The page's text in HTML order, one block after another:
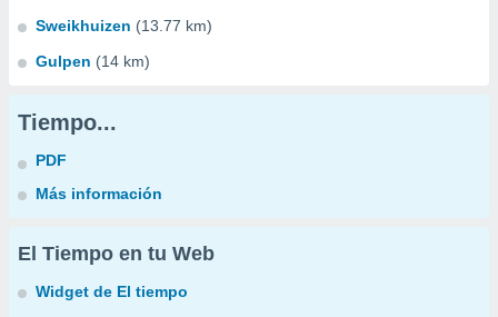
Sweikhuizen (13.77 km)
Gulpen (14 km)
Tiempo...
PDF
Más información
El Tiempo en tu Web
Widget de El tiempo